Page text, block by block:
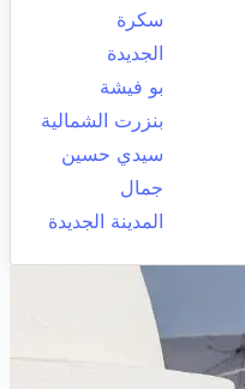
سكرة
الجديدة
بو فيشة
بنزرت الشمالية
سيدي حسين
جمال
المدينة الجديدة